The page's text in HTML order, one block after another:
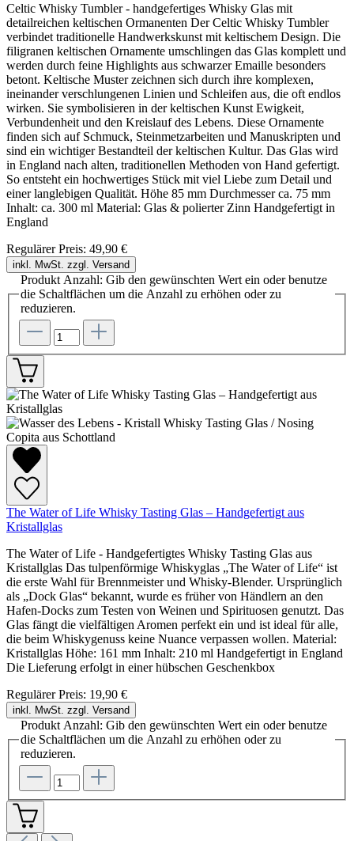
Celtic Whisky Tumbler - handgefertiges Whisky Glas mit
detailreichen keltischen Ormanenten Der Celtic Whisky Tumbler
verbindet traditionelle Handwerkskunst mit keltischem Design. Die
filigranen keltischen Ornamente umschlingen das Glas komplett und
werden durch feine Highlights aus schwarzer Emaille besonders
betont. Keltische Muster zeichnen sich durch ihre komplexen,
ineinander verschlungenen Linien und Schleifen aus, die oft endlos
wirken. Sie symbolisieren in der keltischen Kunst Ewigkeit,
Verbundenheit und den Kreislauf des Lebens. Diese Ornamente
finden sich auf Schmuck, Steinmetzarbeiten und Manuskripten und
sind ein wichtiger Bestandteil der keltischen Kultur. Das Glas wird
in England nach alten, traditionellen Methoden von Hand gefertigt.
So entsteht ein hochwertiges Stück mit viel Liebe zum Detail und
einer langlebigen Qualität. Höhe 85 mm Durchmesser ca. 75 mm
Inhalt: ca. 300 ml Material: Glas & polierter Zinn Handgefertigt in
England
Regulärer Preis: 49,90 €
inkl. MwSt. zzgl. Versand
Produkt Anzahl: Gib den gewünschten Wert ein oder benutze
die Schaltflächen um die Anzahl zu erhöhen oder zu
reduzieren.
The Water of Life Whisky Tasting Glas – Handgefertigt aus
Kristallglas
The Water of Life - Handgefertigtes Whisky Tasting Glas aus
Kristallglas Das tulpenförmige Whiskyglas „The Water of Life“ ist
die erste Wahl für Brennmeister und Whisky-Blender. Ursprünglich
als „Dock Glas“ bekannt, wurde es früher von Händlern an den
Hafen-Docks zum Testen von Weinen und Spirituosen genutzt. Das
Glas fängt die vielfältigen Aromen perfekt ein und ist ideal für alle,
die beim Whiskygenuss keine Nuance verpassen wollen. Material:
Kristallglas Höhe: 161 mm Inhalt: 210 ml Handgefertigt in England
Die Lieferung erfolgt in einer hübschen Geschenkbox
Regulärer Preis: 19,90 €
inkl. MwSt. zzgl. Versand
Produkt Anzahl: Gib den gewünschten Wert ein oder benutze
die Schaltflächen um die Anzahl zu erhöhen oder zu
reduzieren.